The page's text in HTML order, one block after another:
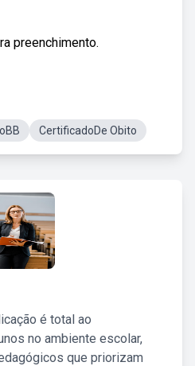
preenchimento.
CertificadoDe Obito
é total ao
no ambiente escolar,
que priorizam